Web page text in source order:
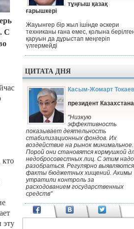
. С
эту
тұңғыш қазақ
ғарышкері
Жауынгер бір жыл ішінде әскери
техниканы ғана емес, қолына
қаруын да дұрыстап меңгеріп
үлгермейді
ЦИТАТА ДНЯ
Касым-Жомарт Токаев
президент Казахстана
"Низкую
эффективность
показывает деятельность
стабилизационных фондов. Их
воздействие на рынок минимальное.
Порой они становятся кормушкой
недобросовестных лиц. С этим надо
разобраться. Регулярно выявляются
факты бюджетных хищений. Акимы
утратили контроль за
расходованием государственных
средств"